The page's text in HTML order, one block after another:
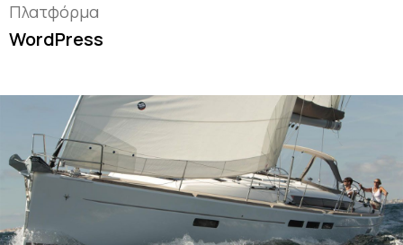
Πλατφόρμα
WordPress